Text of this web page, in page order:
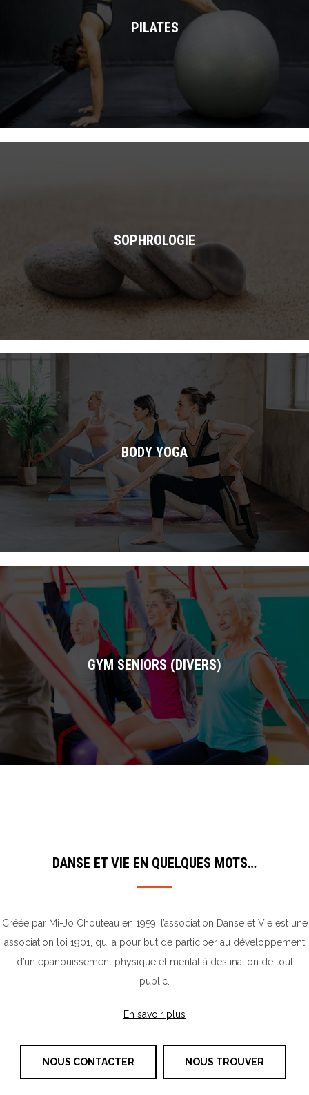
PILATES
SOPHROLOGIE
BODY YOGA
GYM SENIORS (DIVERS)
DANSE ET VIE EN QUELQUES MOTS…
Créée par Mi-Jo Chouteau en 1959, l’association Danse et Vie est une
association loi 1901, qui a pour but de participer au développement
d’un épanouissement physique et mental à destination de tout
public.
En savoir plus
NOUS CONTACTER NOUS TROUVER